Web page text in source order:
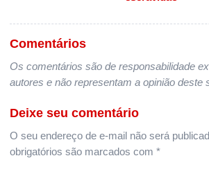
Comentários
Os comentários são de responsabilidade
autores e não representam a opinião deste
Deixe seu comentário
O seu endereço de e-mail não será
obrigatórios são marcados com *